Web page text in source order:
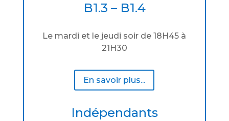
B1.3 – B1.4
Le mardi et le jeudi soir de 18H45 à
21H30
En savoir plus...
Indépendants